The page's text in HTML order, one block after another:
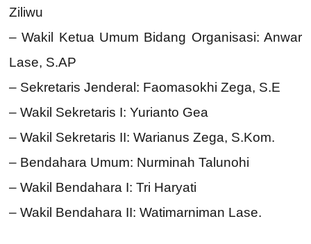
Ziliwu
– Wakil Ketua Umum Bidang Organisasi: Anwar
Lase, S.AP
– Sekretaris Jenderal: Faomasokhi Zega, S.E
– Wakil Sekretaris I: Yurianto Gea
– Wakil Sekretaris II: Warianus Zega, S.Kom.
– Bendahara Umum: Nurminah Talunohi
– Wakil Bendahara I: Tri Haryati
– Wakil Bendahara II: Watimarniman Lase.